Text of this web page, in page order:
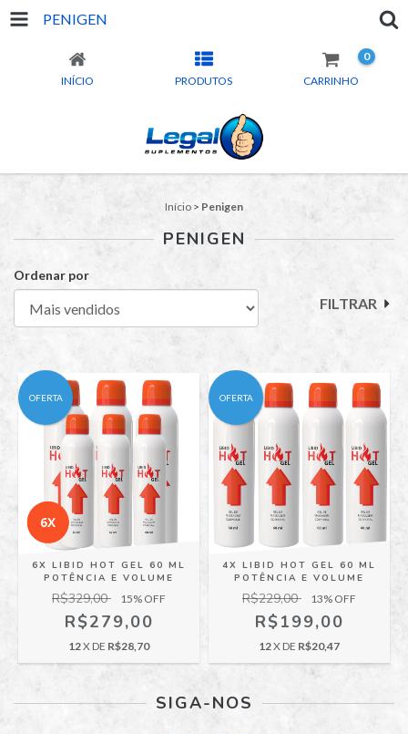
PENIGEN
INÍCIO PRODUTOS CARRINHO
0
Início > Penigen
PENIGEN
Ordenar por
FILTRAR
OFERTA
6X LIBID HOT GEL 60 ML
POTÊNCIA E VOLUME
R$329,00 15% OFF
R$279,00
12X DE R$28,70
OFERTA
4X LIBID HOT GEL 60 ML
POTÊNCIA E VOLUME
R$229,00 13% OFF
R$199,00
12X DE R$20,47
SIGA-NOS